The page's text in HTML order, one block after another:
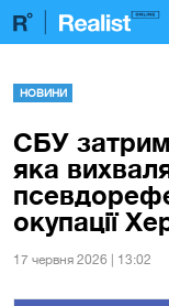
НОВИНИ
СБУ
яка
окупації
17 червня 2026 | 13:02